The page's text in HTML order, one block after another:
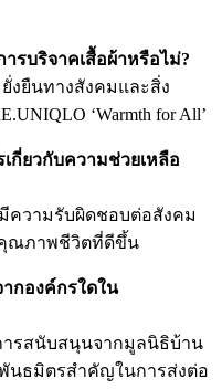
รบริจาคเสื้อผ้าหรือไม่?
งยืนทางสังคมและสิ่ง
‘Warmth for All’
กี่ยวกับความช่วยเหลือ
ความรับผิดชอบต่อสังคม
คุณภาพชีวิตที่ดีขึ้น
กองค์กรใดใน
ารสนับสนุนจากมูลนิธิบ้าน
นธมิตรสำคัญในการส่งต่อ